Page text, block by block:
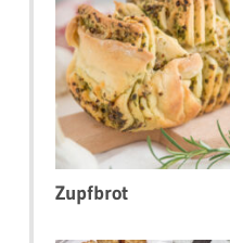
Zupfbrot